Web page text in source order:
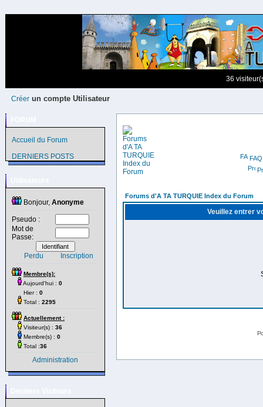
36
Créer un compte Utilisateur
Accueil du Forum
DERNIERS POSTS
Bonjour, Anonyme
Pseudo :
Mot de
Passe:
Perdu Inscription
Membre(s):
Aujourd'hui : 0
Hier : 0
Total : 2295
Actuellement :
Visiteur(s) : 36
Membre(s) : 0
Total :36
Administration
FAQ
Forums d'A TA TURQUIE Index du Forum
Veuillez entrer